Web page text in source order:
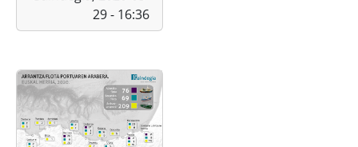
29 - 16:36